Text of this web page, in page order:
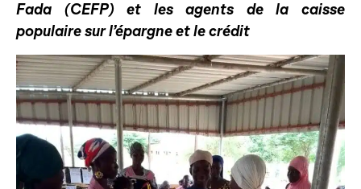
Fada (CEFP) et les agents de la caisse
populaire sur l’épargne et le crédit